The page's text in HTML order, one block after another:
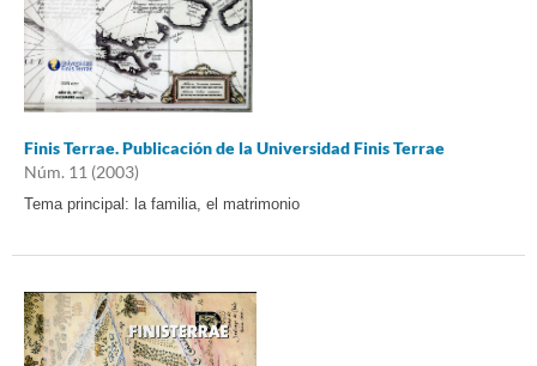
Finis Terrae. Publicación de la Universidad Finis Terrae
Núm. 11 (2003)
Tema principal: la familia, el matrimonio